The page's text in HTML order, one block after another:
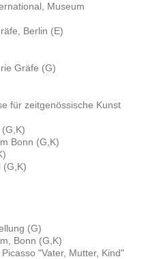
Museum
Berlin (E)
Gräfe (G)
für zeitgenössische Kunst
Bonn (G,K)
(G,K)
(G)
Bonn (G,K)
"Vater, Mutter, Kind"